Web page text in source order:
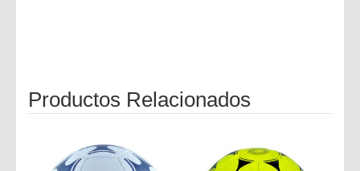
Productos Relacionados